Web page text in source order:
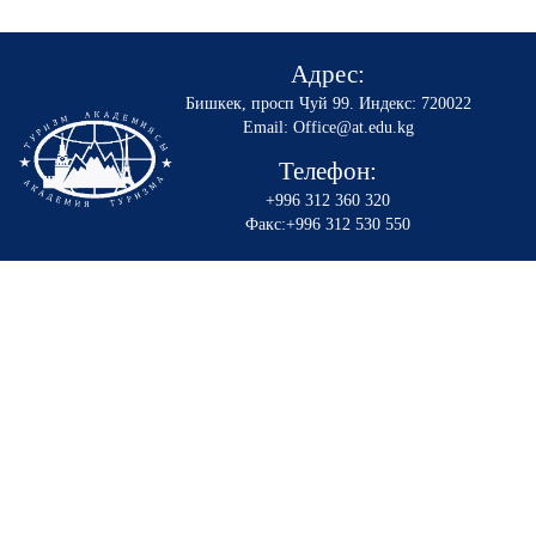
Адрес:
Бишкек, просп Чуй 99. Индекс: 720022
Email: Office@at.edu.kg
Телефон:
+996 312 360 320
Факс:+996 312 530 550